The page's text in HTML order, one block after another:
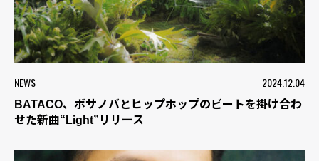
NEWS 2024.12.04
BATACO、ボサノバとヒップホップのビートを掛け合わ
せた新曲“Light”リリース